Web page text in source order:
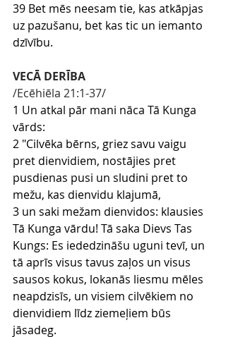
39 Bet mēs neesam tie, kas atkāpjas
uz pazušanu, bet kas tic un iemanto
dzīvību.
VECĀ DERĪBA
/Ecēhiēla 21:1-37/
1 Un atkal pār mani nāca Tā Kunga
vārds:
2 "Cilvēka bērns, griez savu vaigu
pret dienvidiem, nostājies pret
pusdienas pusi un sludini pret to
mežu, kas dienvidu klajumā,
3 un saki mežam dienvidos: klausies
Tā Kunga vārdu! Tā saka Dievs Tas
Kungs: Es iededzināšu uguni tevī, un
tā aprīs visus tavus zaļos un visus
sausos kokus, lokanās liesmu mēles
neapdzisīs, un visiem cilvēkiem no
dienvidiem līdz ziemeļiem būs
jāsadeg.